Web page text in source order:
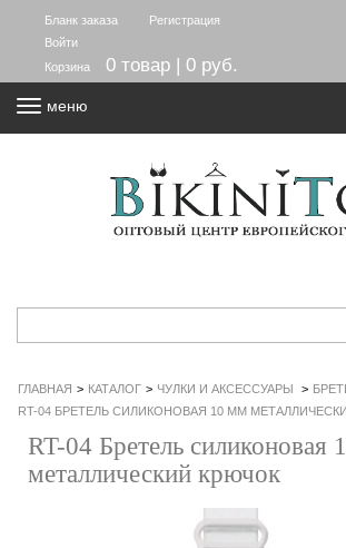
Бланк заказа
Регистрация
Войти
Корзина
0 товар | 0 руб.
меню
ГЛАВНАЯ > КАТАЛОГ > ЧУЛКИ И АКСЕССУАРЫ >
RT-04 БРЕТЕЛЬ СИЛИКОНОВАЯ 10 ММ
RT-04 Бретель силиконовая
металлический крючок